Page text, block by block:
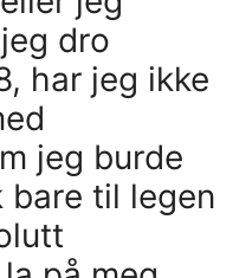
dro
har jeg ikke
jeg burde
til legen